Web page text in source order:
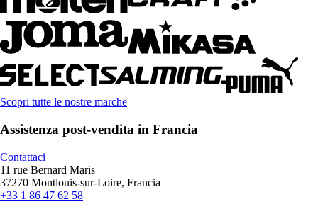
Scopri tutte le nostre marche
Assistenza post-vendita in Francia
Contattaci
11 rue Bernard Maris
37270 Montlouis-sur-Loire, Francia
+33 1 86 47 62 58